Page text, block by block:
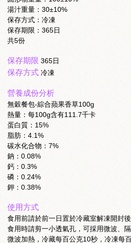
湯汁重量：30±10%
保存方式：冷凍
保存期限：365日
共5份
保存期限 365日
保存方式 冷凍
營養成份分析
無穀餐包-綜合蘋果香草100g
熱量：每100g含有111.7千卡
蛋白質：15%
脂肪：4.1%
碳水化合物：7%
鈉：0.08%
鈣：0.3%
磷：0.24%
鉀：0.38%
使用方式
食用前請於前一日置於冷藏室解凍開封
食用時請剪一小透氣孔，可採用微波、隔
微波加熱，冷藏每百公克10秒，冷凍每百